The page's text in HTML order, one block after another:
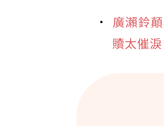
廣瀨鈴
贖太催淚